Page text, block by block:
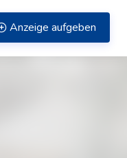
Anzeige aufgeben